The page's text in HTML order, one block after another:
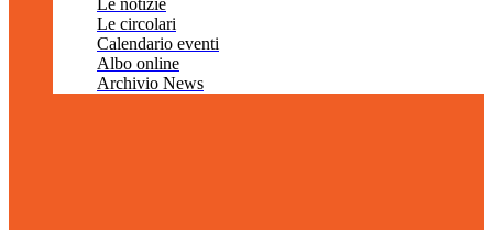
Le notizie
Le circolari
Calendario eventi
Albo online
Archivio News